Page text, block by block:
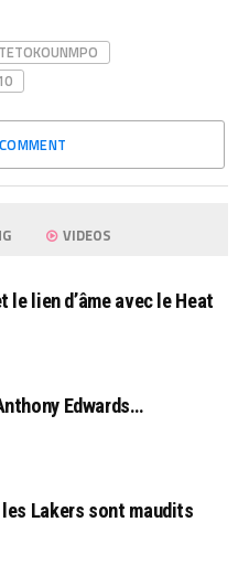
VIDEOS
le lien d’âme avec le Heat
Edwards…
Lakers sont maudits